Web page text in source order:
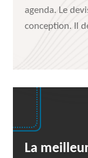
agenda. Le
conception. Il
La